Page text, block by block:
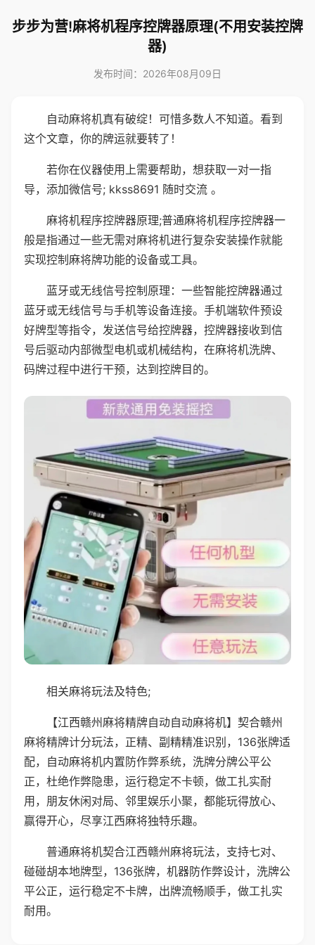
步步为营!麻将机程序控牌器原理(不用安装控牌
器)
发布时间：2026年08月09日
自动麻将机真有破绽！可惜多数人不知道。看到
这个文章，你的牌运就要转了！
若你在仪器使用上需要帮助，想获取一对一指
导，添加微信号; kkss8691 随时交流 。
麻将机程序控牌器原理;普通麻将机程序控牌器一
般是指通过一些无需对麻将机进行复杂安装操作就能
实现控制麻将牌功能的设备或工具。
蓝牙或无线信号控制原理：一些智能控牌器通过
蓝牙或无线信号与手机等设备连接。手机端软件预设
好牌型等指令，发送信号给控牌器，控牌器接收到信
号后驱动内部微型电机或机械结构，在麻将机洗牌、
码牌过程中进行干预，达到控牌目的。
相关麻将玩法及特色;
【江西赣州麻将精牌自动自动麻将机】契合赣州
麻将精牌计分玩法，正精、副精精准识别，136张牌适
配，自动麻将机内置防作弊系统，洗牌分牌公平公
正，杜绝作弊隐患，运行稳定不卡顿，做工扎实耐
用，朋友休闲对局、邻里娱乐小聚，都能玩得放心、
赢得开心，尽享江西麻将独特乐趣。
普通麻将机契合江西赣州麻将玩法，支持七对、
碰碰胡本地牌型，136张牌，机器防作弊设计，洗牌公
平公正，运行稳定不卡牌，出牌流畅顺手，做工扎实
耐用。